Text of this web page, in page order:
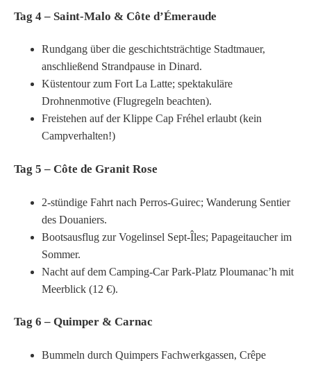
Tag 4 – Saint-Malo & Côte d’Émeraude
Rundgang über die geschichtsträchtige Stadtmauer,
anschließend Strandpause in Dinard.
Küstentour zum Fort La Latte; spektakuläre
Drohnenmotive (Flugregeln beachten).
Freistehen auf der Klippe Cap Fréhel erlaubt (kein
Campverhalten!)
Tag 5 – Côte de Granit Rose
2-stündige Fahrt nach Perros-Guirec; Wanderung Sentier
des Douaniers.
Bootsausflug zur Vogelinsel Sept-Îles; Papageitaucher im
Sommer.
Nacht auf dem Camping-Car Park-Platz Ploumanac’h mit
Meerblick (12 €).
Tag 6 – Quimper & Carnac
Bummeln durch Quimpers Fachwerk­gassen, Crêpe